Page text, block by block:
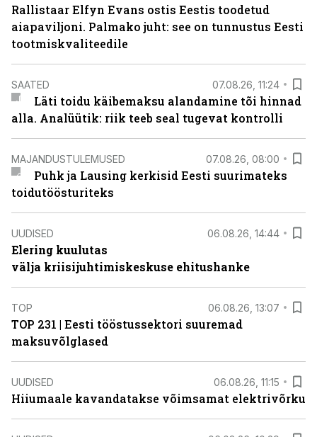
Rallistaar Elfyn Evans ostis Eestis toodetud
aiapaviljoni. Palmako juht: see on tunnustus Eesti
tootmiskvaliteedile
SAATED 07.08.26, 11:24
Läti toidu käibemaksu alandamine tõi hinnad
alla. Analüütik: riik teeb seal tugevat kontrolli
MAJANDUSTULEMUSED 07.08.26, 08:00
Puhk ja Lausing kerkisid Eesti suurimateks
toidutöösturiteks
UUDISED 06.08.26, 14:44
Elering kuulutas
välja kriisijuhtimiskeskuse ehitushanke
TOP 06.08.26, 13:07
TOP 231 | Eesti tööstussektori suuremad
maksuvõlglased
UUDISED 06.08.26, 11:15
Hiiumaale kavandatakse võimsamat elektrivõrku